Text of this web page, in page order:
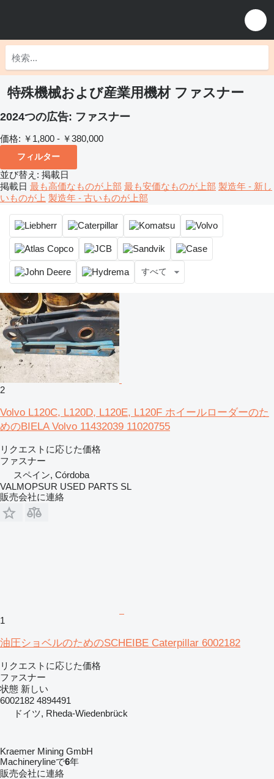
特殊機械および産業用機材 ファスナー
2024つの広告: ファスナー
価格: ￥1,800 - ￥380,000
フィルター
並び替え : 掲載日
掲載日 最も高価なものが上部 最も安価なものが上部 製造年 - 新し
いものが上 製造年 - 古いものが上部
すべて
2
Volvo L120C, L120D, L120E, L120F ホイールローダーのた
めのBIELA Volvo 11432039 11020755
リクエストに応じた価格
ファスナー
スペイン, Córdoba
VALMOPSUR USED PARTS SL
販売会社に連絡
1
油圧ショベルのためのSCHEIBE Caterpillar 6002182
リクエストに応じた価格
ファスナー
状態 新しい
6002182 4894491
ドイツ, Rheda-Wiedenbrück
Kraemer Mining GmbH
Machinerylineで6年
販売会社に連絡